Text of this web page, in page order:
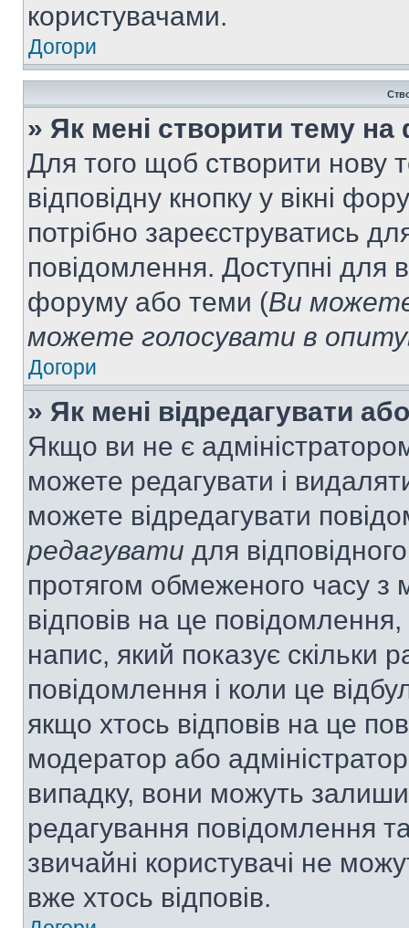
користувачами.
Догори
» Як мені створити тему на
Для того щоб створити нову
відповідну кнопку у вікні
потрібно зареєструватись
повідомлення. Доступні для
форуму або теми (Ви
можете голосувати в
Догори
» Як мені відредагувати
Якщо ви не є
можете редагувати і
можете відредагувати
редагувати для
протягом обмеженого часу
відповів на це
напис, який показує скільки
повідомлення і коли це
якщо хтось відповів на це
модератор або
випадку, вони можуть
редагування повідомлення
звичайні користувачі не
вже хтось відповів.